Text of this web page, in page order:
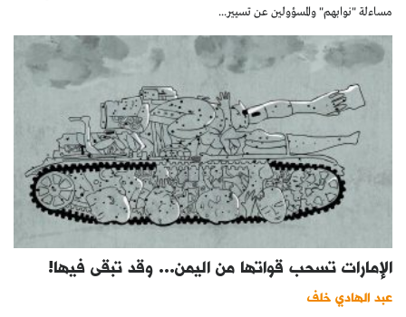
مساءلة "نوابهم" والمسؤولين عن تسيير...
الإمارات تسحب قواتها من اليمن... وقد تبقى فيها!
عبد الهادي خلف